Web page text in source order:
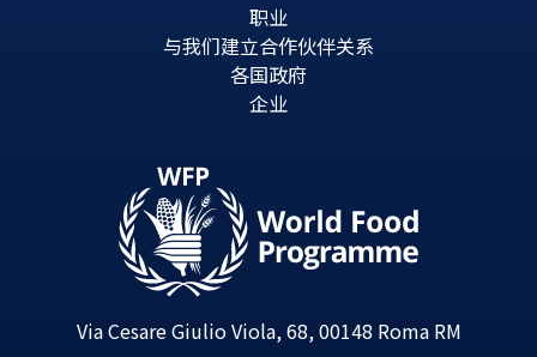
职业
与我们建立合作伙伴关系
各国政府
企业
Via Cesare Giulio Viola, 68, 00148 Roma RM